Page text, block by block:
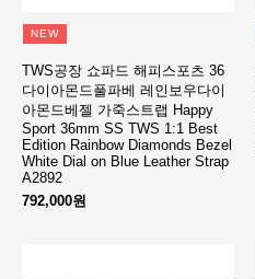
NEW
TWS공장 쇼파드 해피스포츠 36
다이아몬드풀파베 레인보우다이
아몬드베젤 가죽스트랩 Happy
Sport 36mm SS TWS 1:1 Best
Edition Rainbow Diamonds Bezel
White Dial on Blue Leather Strap
A2892
792,000원